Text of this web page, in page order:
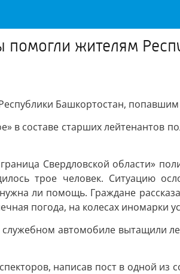
помогли жителям
Башкортостан,
в составе старших лейтенантов
Свердловской области»
трое человек. Ситуацию
ли помощь. Граждане
погода, на колесах иномарки
автомобиле вытащили
написав пост в одной